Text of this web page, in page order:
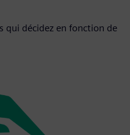
qui décidez en fonction de